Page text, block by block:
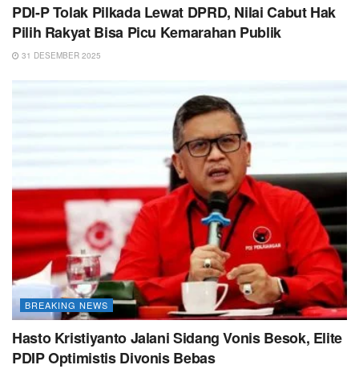
PDI-P Tolak Pilkada Lewat DPRD, Nilai Cabut Hak
Pilih Rakyat Bisa Picu Kemarahan Publik
31 DESEMBER 2025
BREAKING NEWS
Hasto Kristiyanto Jalani Sidang Vonis Besok, Elite
PDIP Optimistis Divonis Bebas